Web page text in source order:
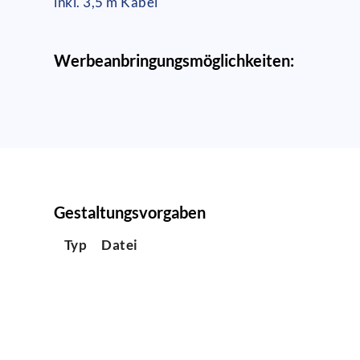
Werbeanbringungsmöglichkeiten:
Gestaltungsvorgaben
Typ Datei